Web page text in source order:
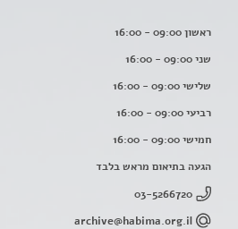
ראשון 09:00 - 16:00
שני 09:00 - 16:00
שלישי 09:00 - 16:00
רביעי 09:00 - 16:00
חמישי 09:00 - 16:00
הגעה בתיאום מראש בלבד
03-5266720
archive@habima.org.il